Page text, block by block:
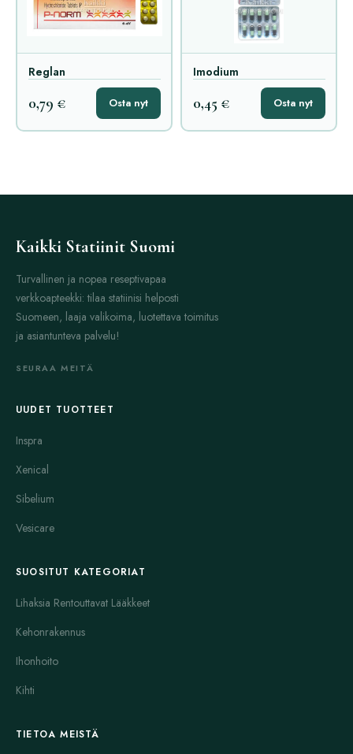
Reglan
0,79 € Osta nyt
Imodium
0,45 € Osta nyt
Kaikki Statiinit Suomi
Turvallinen ja nopea reseptivapaa
verkkoapteekki: tilaa statiinisi helposti
Suomeen, laaja valikoima, luotettava toimitus
ja asiantunteva palvelu!
SEURAA MEITÄ
UUDET TUOTTEET
Inspra
Xenical
Sibelium
Vesicare
SUOSITUT KATEGORIAT
Lihaksia Rentouttavat Lääkkeet
Kehonrakennus
Ihonhoito
Kihti
TIETOA MEISTÄ